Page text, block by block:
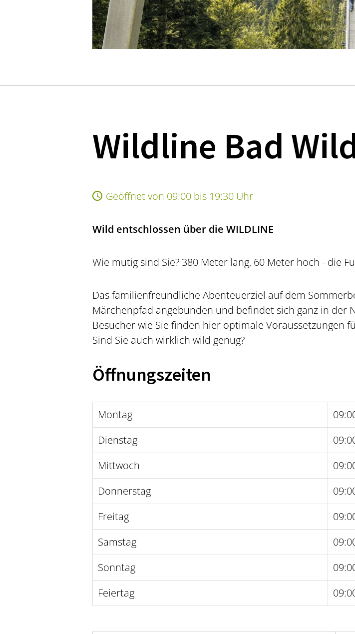
Wildline Bad
Geöffnet von 09:00 bis 19:30 Uhr
Wild entschlossen über die WILDLINE
Wie mutig sind Sie? 380 Meter lang, 60 Meter hoch - die
Das familienfreundliche Abenteuerziel auf dem
Märchenpfad angebunden und befindet sich ganz in der
Besucher wie Sie finden hier optimale Voraussetzungen
Sind Sie auch wirklich wild genug?
Öffnungszeiten
Montag
Dienstag
Mittwoch
Donnerstag
Freitag
Samstag
Sonntag
Feiertag